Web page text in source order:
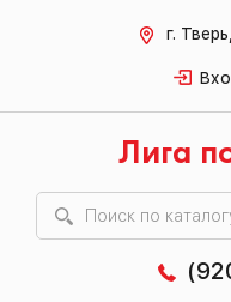
г. Тверь,
Лига